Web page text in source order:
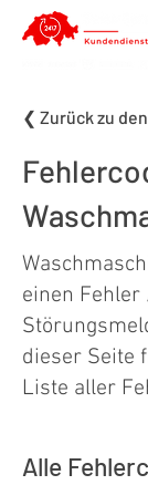
❮ Zurück zu
einen Fehler
dieser Seite
Liste aller
Alle